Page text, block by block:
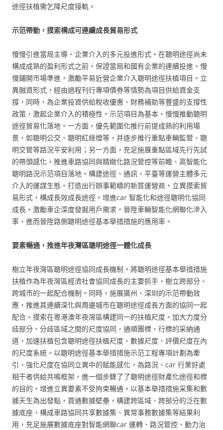
途徑扶植需乞降尺度接軌。
示范帶動，摸索構成可連續成長貿易形式
慢慢引進當局主導、企業介入的多元投進形式。在聰明途徑尚未
構成成熟的盈利形式之前，保證當局和國有企業的連續投進。慢
慢鋪開市場準進，激勵平易近營企業介入聰明途徑扶植項目。立
異融資形式，經由過程刊行專項債券等情勢為項目供給資金支
撐，同時，為企業投資供給稅收優惠、財務補助等豐盛的支撐性
政策，激起企業介入的積極性。示范項目為基本，慢慢推動聰明
途徑貿易化落地。一方面，優先範圍化推行前提成熟的利用場
景，如聰明公交、聰明紅綠燈等，并逐步推行重點車輛監管、聰
明交管等路況平安利用；另一方面，充足施展重點區域先行先試
的帶頭感化，推進車路協同與精緻化路況管控等前瞻、高智能化
聰明路況示范項目落地。構建途徑、通訊、平臺等運營主體多元
介入的運謀生態。打造出行辦事範疇的新質運營商，立異摸索貿
易形式，構成長效成長途徑。增進car 智能化和途徑聰明化協同
成長。激勵車企深度發掘用戶需求，晉陞車輛智能化網聯化滲入
率，進而晉陞路側聰明途徑基本舉措措施的應用率。
要素暢通，推進年夜灣區聰明途徑一體化成長
樹立年夜灣區聰明途徑協同成長機制。將聰明途徑基本舉措措施
扶植作為年夜灣區經濟社會協同成長的主要抓手，樹立跨部分、
跨城市的一起配合機制。同時，施展廣州、深圳的示范帶動效
應，推進其連續深化與周邊城市在聰明途徑成長方面的協同一起
配合。摸索在粵港澳年夜灣區構建同一的扶植尺度。加大力度分
歧部分、分歧區域之間的尺度協同，通順團標、行標的采納通
道，加速扶植包含聰明途徑扶植尺度、數據尺度、評價尺度在內
的尺度系統。以聰明途徑基本舉措措施示范工程專項計劃為牽
引，強化尺度在協同立異中的賦能感化，為路況、car 行業好處
相干者供給共鳴框架，進一個步驟了了聰明途徑財產化途徑和標
的目的。增進立異要素不受拘束暢通。以基本舉措措施采集和數
據天生為出發點，買通數據壁壘，構建跨區域、跨部分的泛在數
據底座，構成車路協同共享數據集、異常事務數據集等結果利
用，充足施展數據底座對智能網聯car 運轉、路況管控、動力治